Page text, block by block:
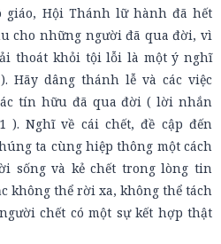
giáo, Hội Thánh lữ hành đã hết
cho những người đã qua đời, vì
thoát khỏi tội lỗi là một ý nghĩ
Hãy dâng thánh lễ và các việc
tín hữu đã qua đời ( lời nhắn
). Nghĩ về cái chết, đề cập đến
ta cùng hiệp thông một cách
sống và kẻ chết trong lòng tin
không thể rời xa, không thể tách
chết có một sự kết hợp thật